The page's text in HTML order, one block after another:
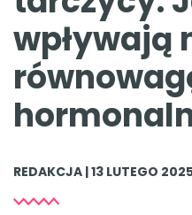
wpływają
REDAKCJA | 13 LUTEGO